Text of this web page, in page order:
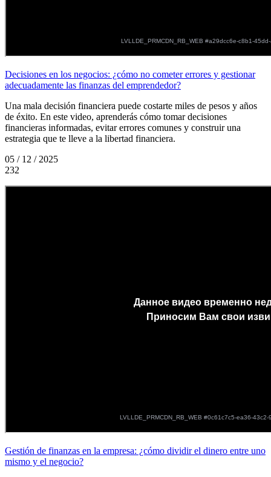
Decisiones en los negocios: ¿cómo no cometer errores y gestionar
adecuadamente las finanzas del emprendedor?
Una mala decisión financiera puede costarte miles de pesos y años
de éxito. En este video, aprenderás cómo tomar decisiones
financieras informadas, evitar errores comunes y construir una
estrategia que te lleve a la libertad financiera.
05 / 12 / 2025
232
Gestión de finanzas en la empresa: ¿cómo dividir el dinero entre uno
mismo y el negocio?